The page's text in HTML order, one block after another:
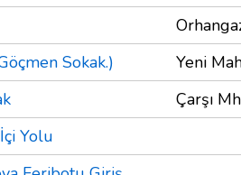
Sokak.)
Yeni
Çarşı
Yolu